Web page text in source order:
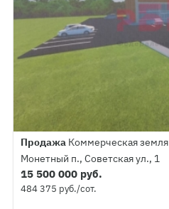
Продажа Коммерческая земля
Монетный п., Советская ул., 1
15 500 000 руб.
484 375 руб./сот.